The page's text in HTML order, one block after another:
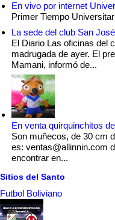
En vivo por internet
Primer Tiempo
La sede del club San
El Diario Las oficinas del
madrugada de ayer. El
Mamani, informó de...
En venta quirquinchitos
Son muñecos, de 30 cm
es: ventas@allinnin.com
encontrar en...
Sitios del Santo
Futbol Boliviano